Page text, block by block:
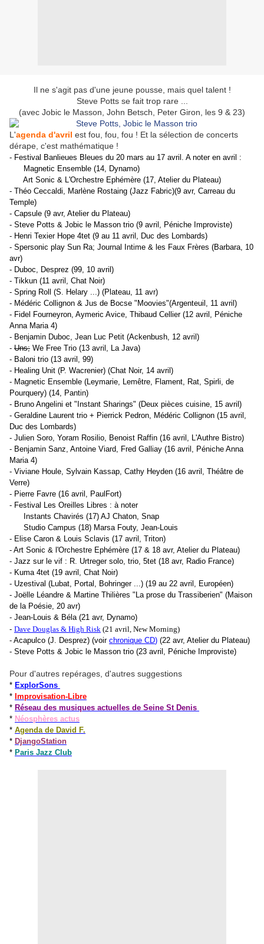
Il ne s'agit pas d'une jeune pousse, mais quel talent !
Steve Potts se fait trop rare ...
(avec Jobic le Masson, John Betsch, Peter Giron, les 9 & 23)
L'agenda d'avril est fou, fou, fou ! Et la sélection de concerts
dérape, c'est mathématique !
- Festival Banlieues Bleues du 20 mars au 17 avril. A noter en avril :
Magnetic Ensemble (14, Dynamo)
Art Sonic & L'Orchestre Ephémère (17, Atelier du Plateau)
- Théo Ceccaldi, Marlène Rostaing (Jazz Fabric)(9 avr, Carreau du
Temple)
- Capsule (9 avr, Atelier du Plateau)
- Steve Potts & Jobic le Masson trio (9 avril, Péniche Improviste)
- Henri Texier Hope 4tet (9 au 11 avril, Duc des Lombards)
- Spersonic play Sun Ra; Journal Intime & les Faux Frères (Barbara, 10
avr)
- Duboc, Desprez (99, 10 avril)
- Tikkun (11 avril, Chat Noir)
- Spring Roll (S. Helary ...) (Plateau, 11 avr)
- Médéric Collignon & Jus de Bocse "Moovies"(Argenteuil, 11 avril)
- Fidel Fourneyron, Aymeric Avice, Thibaud Cellier (12 avril, Péniche
Anna Maria 4)
- Benjamin Duboc, Jean Luc Petit (Ackenbush, 12 avril)
- Uns; We Free Trio (13 avril, La Java)
- Baloni trio (13 avril, 99)
- Healing Unit (P. Wacrenier) (Chat Noir, 14 avril)
- Magnetic Ensemble (Leymarie, Lemêtre, Flament, Rat, Spirli, de
Pourquery) (14, Pantin)
- Bruno Angelini et "Instant Sharings" (Deux pièces cuisine, 15 avril)
- Geraldine Laurent trio + Pierrick Pedron, Médéric Collignon (15 avril,
Duc des Lombards)
- Julien Soro, Yoram Rosilio, Benoist Raffin (16 avril, L'Authre Bistro)
- Benjamin Sanz, Antoine Viard, Fred Galliay (16 avril, Péniche Anna
Maria 4)
- Viviane Houle, Sylvain Kassap, Cathy Heyden (16 avril, Théâtre de
Verre)
- Pierre Favre (16 avril, PaulFort)
- Festival Les Oreilles Libres : à noter
Instants Chavirés (17) AJ Chaton, Snap
Studio Campus (18) Marsa Fouty, Jean-Louis
- Elise Caron & Louis Sclavis (17 avril, Triton)
- Art Sonic & l'Orchestre Ephémère (17 & 18 avr, Atelier du Plateau)
- Jazz sur le vif : R. Urtreger solo, trio, 5tet (18 avr, Radio France)
- Kuma 4tet (19 avril, Chat Noir)
- Uzestival (Lubat, Portal, Bohringer ...) (19 au 22 avril, Européen)
- Joëlle Léandre & Martine Thilières "La prose du Trassiberien" (Maison
de la Poésie, 20 avr)
- Jean-Louis & Béla (21 avr, Dynamo)
- Dave Douglas & High Risk (21 avril, New Morning)
- Acapulco (J. Desprez) (voir chronique CD) (22 avr, Atelier du Plateau)
- Steve Potts & Jobic le Masson trio (23 avril, Péniche Improviste)
Pour d'autres repérages, d'autres suggestions
* ExplorSons
* Improvisation-Libre
* Réseau des musiques actuelles de Seine St Denis
* Néosphères actus
* Agenda de David F.
* DjangoStation
* Paris Jazz Club